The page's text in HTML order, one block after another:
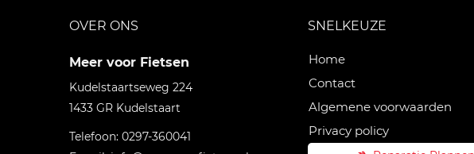
OVER ONS
Meer voor Fietsen
Kudelstaartseweg 224
1433 GR Kudelstaart
Telefoon: 0297-360041
SNELKEUZE
Home
Contact
Algemene voorwaarden
Privacy policy